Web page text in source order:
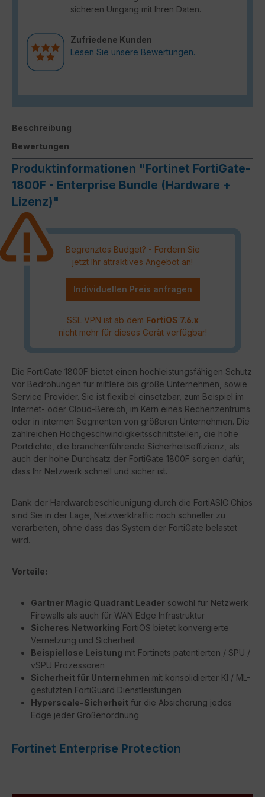
sicheren Umgang mit Ihren Daten.
Zufriedene Kunden
Lesen Sie unsere Bewertungen.
Beschreibung
Bewertungen
Produktinformationen "Fortinet FortiGate-
1800F - Enterprise Bundle (Hardware +
Lizenz)"
Begrenztes Budget? - Fordern Sie
jetzt Ihr attraktives Angebot an!
Individuellen Preis anfragen
SSL VPN ist ab dem FortiOS 7.6.x
nicht mehr für dieses Gerät verfügbar!
Die FortiGate 1800F bietet einen hochleistungsfähigen Schutz
vor Bedrohungen für mittlere bis große Unternehmen, sowie
Service Provider. Sie ist flexibel einsetzbar, zum Beispiel im
Internet- oder Cloud-Bereich, im Kern eines Rechenzentrums
oder in internen Segmenten von größeren Unternehmen. Die
zahlreichen Hochgeschwindigkeitsschnittstellen, die hohe
Portdichte, die branchenführende Sicherheitseffizienz, als
auch der hohe Durchsatz der FortiGate 1800F sorgen dafür,
dass Ihr Netzwerk schnell und sicher ist.
Dank der Hardwarebeschleunigung durch die FortiASIC Chips
sind Sie in der Lage, Netzwerktraffic noch schneller zu
verarbeiten, ohne dass das System der FortiGate belastet
wird.
Vorteile:
Gartner Magic Quadrant Leader sowohl für Netzwerk
Firewalls als auch für WAN Edge Infrastruktur
Sicheres Networking FortiOS bietet konvergierte
Vernetzung und Sicherheit
Beispiellose Leistung mit Fortinets patentierten / SPU /
vSPU Prozessoren
Sicherheit für Unternehmen mit konsolidierter KI / ML-
gestützten FortiGuard Dienstleistungen
Hyperscale-Sicherheit für die Absicherung jedes
Edge jeder Größenordnung
Fortinet Enterprise Protection